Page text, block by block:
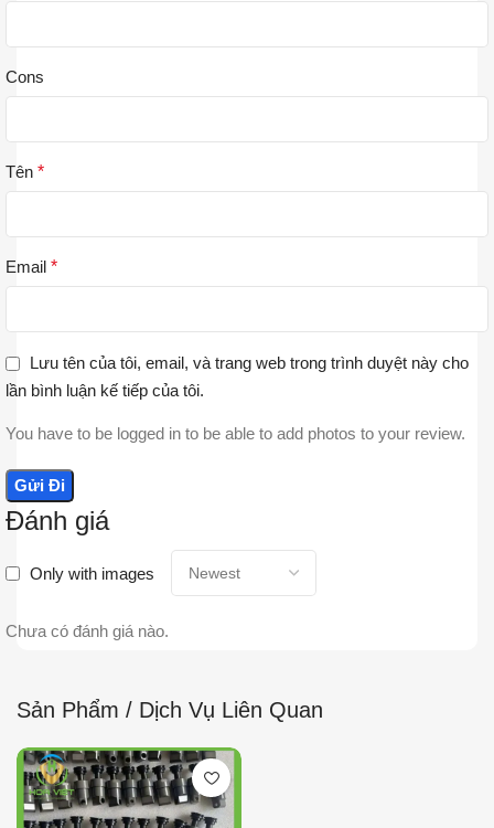
Đánh giá
Only with images
Chưa có đánh giá nào.
Cons
Tên *
Email *
Lưu tên của tôi, email, và trang web trong trình duyệt này cho
lần bình luận kế tiếp của tôi.
You have to be logged in to be able to add photos to your review.
Sản Phẩm / Dịch Vụ Liên Quan